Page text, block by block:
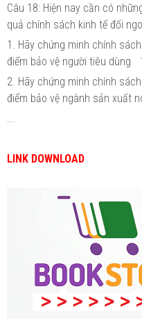
Câu 18: Hiện nay cần có
quả chính sách kinh tế đối
1. Hãy chứng minh chính
điểm bảo vệ người tiêu dùng
2. Hãy chứng minh chính
điểm bảo vệ ngành sản xuất
LINK DOWNLOAD